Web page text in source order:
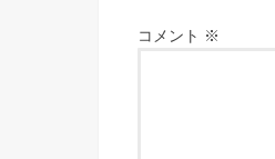
コメント ※